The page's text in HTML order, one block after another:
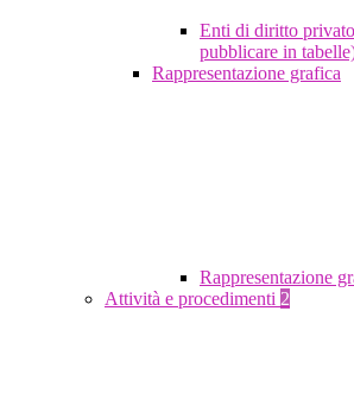
Enti di diritto
pubblicare in
Rappresentazione grafica
Rappresentazione
Attività e procedimenti 2